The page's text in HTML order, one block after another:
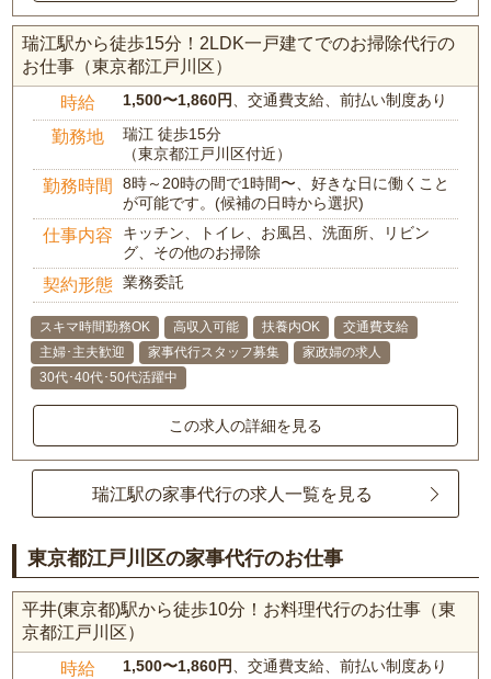
瑞江駅から徒歩15分！2LDK一戸建てでのお掃除代行の
お仕事（東京都江戸川区）
時給 1,500〜1,860円、交通費支給、前払い制度あり
勤務地
瑞江 徒歩15分
（東京都江戸川区付近）
勤務時間
8時～20時の間で1時間〜、好きな日に働くこと
が可能です。(候補の日時から選択)
仕事内容
キッチン、トイレ、お風呂、洗面所、リビン
グ、その他のお掃除
契約形態 業務委託
スキマ時間勤務OK 高収入可能 扶養内OK
交通費支給
主婦･主夫歓迎
家事代行スタッフ募集
家政婦の求人
30代･40代･50代活躍中
この求人の詳細を見る
瑞江駅の家事代行の求人一覧を見る
東京都江戸川区の家事代行のお仕事
平井(東京都)駅から徒歩10分！お料理代行のお仕事（東
京都江戸川区）
時給 1,500〜1,860円 、交通費支給、前払い制度あり